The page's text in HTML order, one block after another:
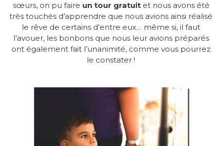
sœurs, on pu faire un tour gratuitet nous avons été
très touchés d’apprendre que nous avions ainsi réalisé
le rêve de certains d’entre eux… même si, il faut
l’avouer, les bonbons que nous leur avions préparés
ont également fait l’unanimité, comme vous pourrez
le constater !